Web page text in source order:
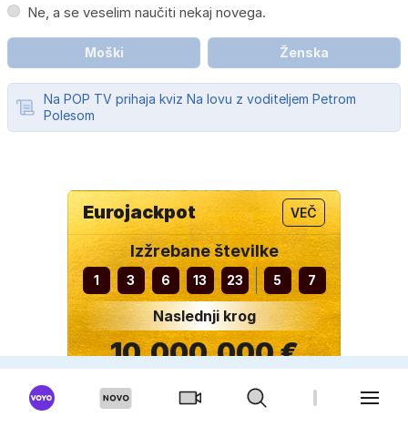
Ne, a se veselim naučiti nekaj novega.
Moški Ženska
Na POP TV prihaja kviz Na lovu z voditeljem Petrom
Polesom
Eurojackpot VEČ
Izžrebane številke
1 3 6 13 23 5 7
Naslednji krog
10.000.000 €